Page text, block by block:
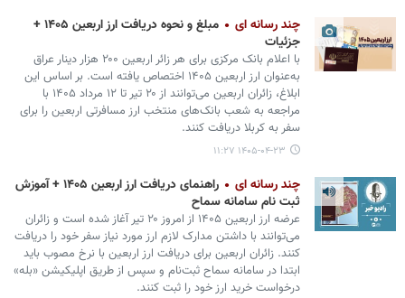
چند رسانه ای
مبلغ و نحوه دریافت ارز اربعین ۱۴۰۵ +
جزئیات
با اعلام بانک مرکزی برای هر زائر اربعین ۲۰۰ هزار دینار عراق
به‌عنوان ارز اربعین ۱۴۰۵ اختصاص یافته است. بر اساس این
ابلاغ، زائران اربعین می‌توانند از ۲۰ تیر تا ۱۲ مرداد ۱۴۰۵ با
مراجعه به شعب بانک‌های منتخب ارز مسافرتی اربعین را برای
سفر به کربلا دریافت کنند.
۱۴۰۵-۰۴-۲۳ ۱۱:۲۷
چند رسانه ای
راهنمای دریافت ارز اربعین ۱۴۰۵ + آموزش
ثبت نام سامانه سماح
عرضه ارز اربعین ۱۴۰۵ از امروز ۲۰ تیر آغاز شده است و زائران
می‌توانند با داشتن مدارک لازم ارز مورد نیاز سفر خود را دریافت
کنند. زائران اربعین برای دریافت ارز اربعین با نرخ مصوب باید
ابتدا در سامانه سماح ثبت‌نام و سپس از طریق اپلیکیشن «بله»
درخواست خرید ارز خود را ثبت کنند.